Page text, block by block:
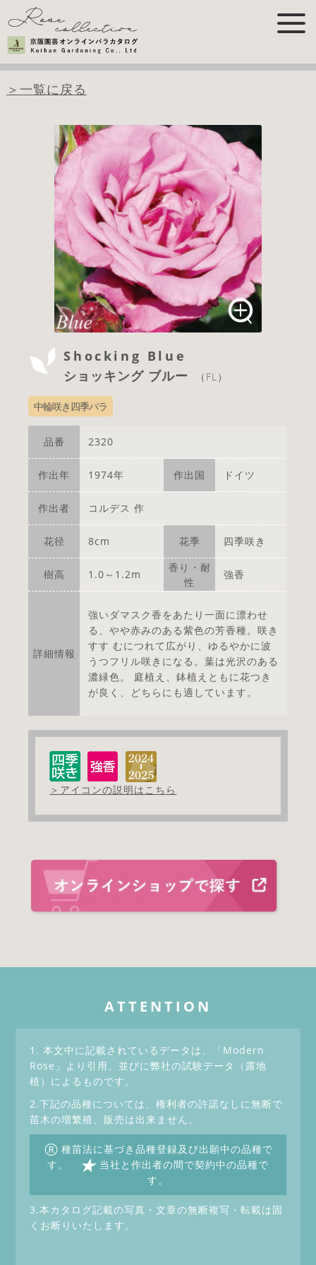
＞一覧に戻る
Shocking Blue
ショッキング ブルー
（FL）
中輪咲き四季バラ
品番 2320
作出年 1974年 作出国 ドイツ
作出者 コルデス 作
花径 8cm 花季 四季咲き
樹高 1.0～1.2m
香り・耐
性
強香
詳細情報
強いダマスク香をあたり一面に漂わせ
る、やや赤みのある紫色の芳香種。咲き
すす むにつれて広がり、ゆるやかに波
うつフリル咲きになる。葉は光沢のある
濃緑色。 庭植え、鉢植えともに花つき
が良く、どちらにも適しています。
＞アイコンの説明はこちら
ATTENTION
1. 本文中に記載されているデータは、「Modern
Rose」より引用、並びに弊社の試験データ（露地
植）によるものです。
2.下記の品種については、権利者の許諾なしに無断で
苗木の増繁殖、販売は出来ません。
® 種苗法に基づき品種登録及び出願中の品種で
す。
★ 当社と作出者の間で契約中の品種で
す。
3.本カタログ記載の写真・文章の無断複写・転載は固
くお断りいたします。